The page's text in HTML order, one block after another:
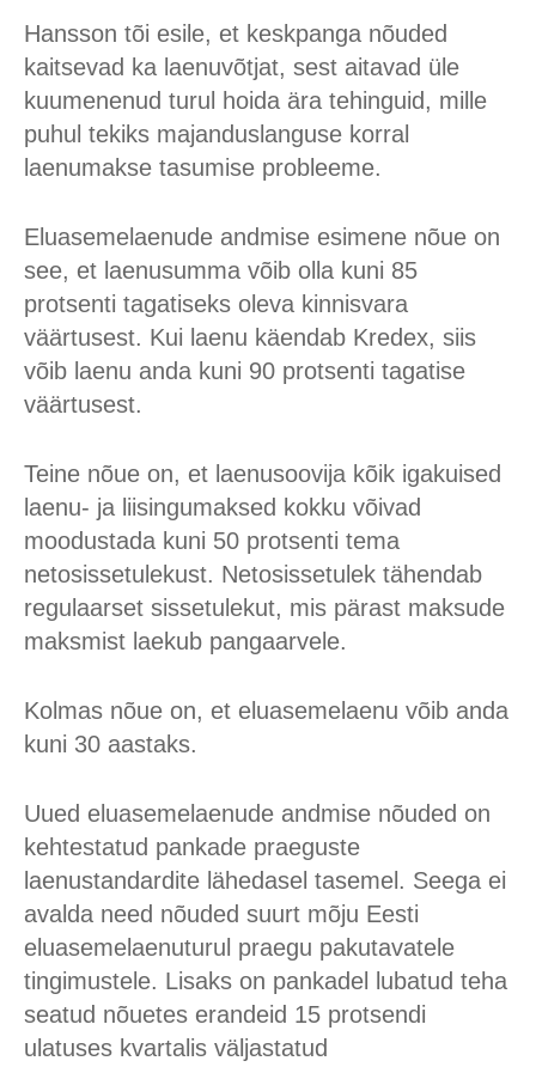
Hansson tõi esile, et keskpanga nõuded
kaitsevad ka laenuvõtjat, sest aitavad üle
kuumenenud turul hoida ära tehinguid, mille
puhul tekiks majanduslanguse korral
laenumakse tasumise probleeme.
Eluasemelaenude andmise esimene nõue on
see, et laenusumma võib olla kuni 85
protsenti tagatiseks oleva kinnisvara
väärtusest. Kui laenu käendab Kredex, siis
võib laenu anda kuni 90 protsenti tagatise
väärtusest.
Teine nõue on, et laenusoovija kõik igakuised
laenu- ja liisingumaksed kokku võivad
moodustada kuni 50 protsenti tema
netosissetulekust. Netosissetulek tähendab
regulaarset sissetulekut, mis pärast maksude
maksmist laekub pangaarvele.
Kolmas nõue on, et eluasemelaenu võib anda
kuni 30 aastaks.
Uued eluasemelaenude andmise nõuded on
kehtestatud pankade praeguste
laenustandardite lähedasel tasemel. Seega ei
avalda need nõuded suurt mõju Eesti
eluasemelaenuturul praegu pakutavatele
tingimustele. Lisaks on pankadel lubatud teha
seatud nõuetes erandeid 15 protsendi
ulatuses kvartalis väljastatud